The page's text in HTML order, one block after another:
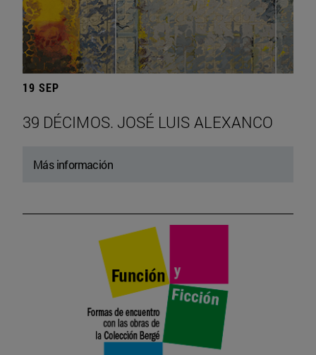
19 SEP
39 DÉCIMOS. JOSÉ LUIS ALEXANCO
Más información